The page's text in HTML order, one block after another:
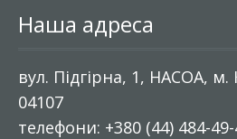
Наша адреса
вул. Підгірна, 1, НАСОА, м.
04107
телефони: +380 (44) 484-